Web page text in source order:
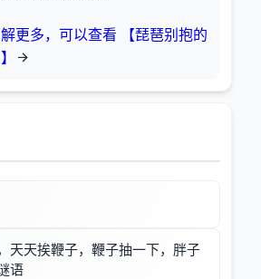
更多，可以查看 【琵琶别抱的
天天挨鞭子，鞭子抽一下，胖子
语